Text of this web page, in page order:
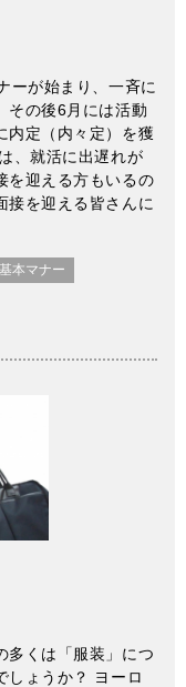
ーが始まり、一斉に
その後6月には活動
内定（内々定）を獲
、就活に出遅れが
を迎える方もいるの
接を迎える皆さんに
本マナー
多くは「服装」につ
しょうか？ ヨーロ